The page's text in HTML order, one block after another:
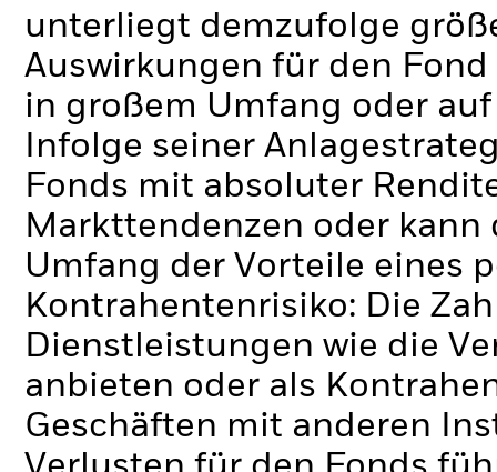
unterliegt demzufolge
Auswirkungen für den
in großem Umfang oder
Infolge seiner
Fonds mit absoluter
Markttendenzen oder
Umfang der Vorteile eines
Kontrahentenrisiko: Die
Dienstleistungen wie die
anbieten oder als
Geschäften mit anderen